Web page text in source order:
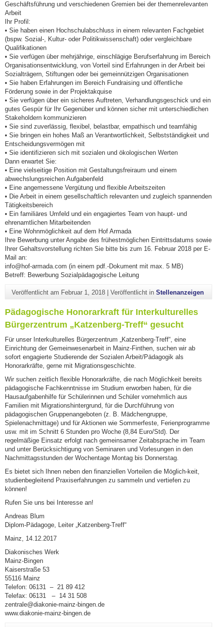
Geschäftsführung und verschiedenen Gremien bei der themenrelevanten
Arbeit
Ihr Profil:
• Sie haben einen Hochschulabschluss in einem relevanten Fachgebiet
(bspw. Sozial-, Kultur- oder Politikwissenschaft) oder vergleichbare
Qualifikationen
• Sie verfügen über mehrjährige, einschlägige Berufserfahrung im Bereich
Organisationsentwicklung, von Vorteil sind Erfahrungen in der Arbeit bei
Sozialträgern, Stiftungen oder bei gemeinnützigen Organisationen
• Sie haben Erfahrungen im Bereich Fundraising und öffentliche
Förderung sowie in der Projektakquise
• Sie verfügen über ein sicheres Auftreten, Verhandlungsgeschick und ein
gutes Gespür für Ihr Gegenüber und können sicher mit unterschiedlichen
Stakeholdern kommunizieren
• Sie sind zuverlässig, flexibel, belastbar, empathisch und teamfähig
• Sie bringen ein hohes Maß an Verantwortlichkeit, Selbstständigkeit und
Entscheidungsvermögen mit
• Sie identifizieren sich mit sozialen und ökologischen Werten
Dann erwartet Sie:
• Eine vielseitige Position mit Gestaltungsfreiraum und einem
abwechslungsreichen Aufgabenfeld
• Eine angemessene Vergütung und flexible Arbeitszeiten
• Die Arbeit in einem gesellschaftlich relevanten und zugleich spannenden
Tätigkeitsbereich
• Ein familiäres Umfeld und ein engagiertes Team von haupt- und
ehrenamtlichen Mitarbeitenden
• Eine Wohnmöglichkeit auf dem Hof Armada
Ihre Bewerbung unter Angabe des frühestmöglichen Eintrittsdatums sowie
Ihrer Gehaltsvorstellung richten Sie bitte bis zum 16. Februar 2018 per E-
Mail an:
info@hof-armada.com (in einem pdf.-Dokument mit max. 5 MB)
Betreff: Bewerbung Sozialpädagogische Leitung
Veröffentlicht am Februar 1, 2018| Veröffentlicht in Stellenanzeigen
Pädagogische Honorarkraft für Interkulturelles
Bürgerzentrum „Katzenberg-Treff“ gesucht
Für unser Interkulturelles Bürgerzentrum „Katzenberg-Treff“, eine
Einrichtung der Gemeinwesenarbeit in Mainz-Finthen, suchen wir ab
sofort engagierte Studierende der Sozialen Arbeit/Pädagogik als
Honorarkräfte, gerne mit Migrationsgeschichte.
Wir suchen zeitlich flexible Honorarkräfte, die nach Möglichkeit bereits
pädagogische Fachkenntnisse im Studium erworben haben, für die
Hausaufgabenhilfe für Schülerinnen und Schüler vornehmlich aus
Familien mit Migrationshintergrund, für die Durchführung von
pädagogischen Gruppenangeboten (z. B. Mädchengruppe,
Spielenachmittage) und für Aktionen wie Sommerfeste, Ferienprogramme
usw. mit im Schnitt 6 Stunden pro Woche (8,84 Euro/Std). Der
regelmäßige Einsatz erfolgt nach gemeinsamer Zeitabsprache im Team
und unter Berücksichtigung von Seminaren und Vorlesungen in den
Nachmittagsstunden der Wochentage Montag bis Donnerstag.
Es bietet sich Ihnen neben den finanziellen Vorteilen die Möglich-keit,
studienbegleitend Praxiserfahrungen zu sammeln und vertiefen zu
können!
Rufen Sie uns bei Interesse an!
Andreas Blum
Diplom-Pädagoge, Leiter „Katzenberg-Treff“
Mainz, 14.12.2017
Diakonisches Werk
Mainz-Bingen
Kaiserstraße 53
55116 Mainz
Telefon: 06131 – 21 89 412
Telefax: 06131 – 14 31 508
zentrale@diakonie-mainz-bingen.de
www.diakonie-mainz-bingen.de